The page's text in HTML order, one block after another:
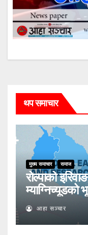
थप समाचार
मुख्य समाचार समाज
रोल्पाको
म्याग्निच्यूडको
आहा सञ्चार